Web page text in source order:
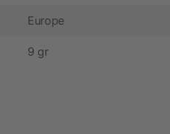
Europe
9 gr